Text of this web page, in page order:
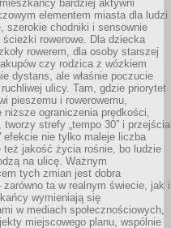
bardziej aktywni
elementem miasta dla ludzi
szerokie chodniki i sensownie
ścieżki rowerowe. Dla dziecka
rowerem, dla osoby starszej
czy rodzica z wózkiem
dystans, ale właśnie poczucie
ulicy. Tam, gdzie priorytet
pieszemu i rowerowemu,
niższe ograniczenia prędkości,
tworzy strefy „tempo 30” i przejścia
efekcie nie tylko maleje liczba
też jakość życia rośnie, bo ludzie
na ulicę. Ważnym
tych zmian jest dobra
zarówno ta w realnym świecie, jak i
wymieniają się
w mediach społecznościowych,
miejscowego planu, wspólnie